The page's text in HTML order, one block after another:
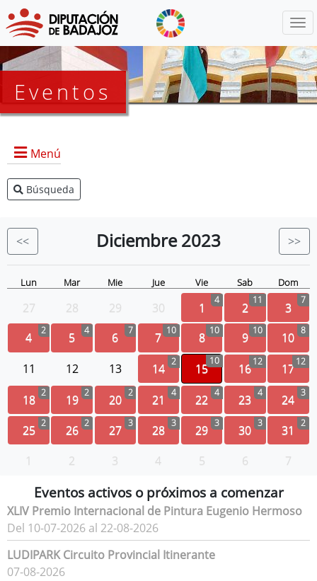
Eventos
Menú
Agenda Presidencia
Eventos
Búsqueda
<< Diciembre 2023 >>
Lun Mar Mie Jue Vie Sab Dom
27 28 29 30 1 4 2 11 3 7
4 2 5 4 6 7 7 10 8 10 9 10 10 8
11 12 13 14 2 15
10
1612 1712
18 2 19 2 20 2 21 4 22 4 23 4 24 3
25 2 26 2 27 3 28 3 29 3 30 3 31 2
1 2 3 4 5 6 7
Eventos activos o próximos a comenzar
XLIV Premio Internacional de Pintura Eugenio Hermoso
Del 10-07-2026 al 22-08-2026
LUDIPARK Circuito Provincial Itinerante
07-08-2026